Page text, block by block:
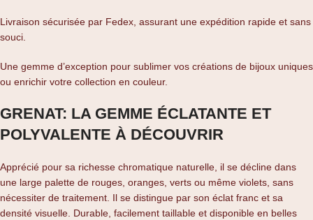
Livraison sécurisée par Fedex, assurant une expédition rapide et sans
souci.
Une gemme d’exception pour sublimer vos créations de bijoux uniques
ou enrichir votre collection en couleur.
GRENAT: LA GEMME ÉCLATANTE ET
POLYVALENTE À DÉCOUVRIR
Apprécié pour sa richesse chromatique naturelle, il se décline dans
une large palette de rouges, oranges, verts ou même violets, sans
nécessiter de traitement. Il se distingue par son éclat franc et sa
densité visuelle. Durable, facilement taillable et disponible en belles